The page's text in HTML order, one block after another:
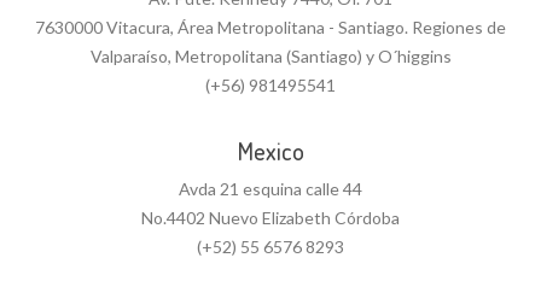
7630000 Vitacura, Área Metropolitana - Santiago. Regiones de
Valparaíso, Metropolitana (Santiago) y O´higgins
(+56) 981495541
Mexico
Avda 21 esquina calle 44
No.4402 Nuevo Elizabeth Córdoba
(+52) 55 6576 8293